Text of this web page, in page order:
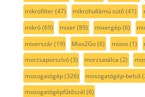
mikrofilter(47) mikrohullámú sütő(41)
mikró(69) mixer(89) mixergép(6)
mixerszár(19) Mixx2Go(6) mixxo(1)
morzsaporszívó(3) morzsatálca (2)
mosogatógép(326) mosogatógép-belső
mosogatógépfűtőszál (6)